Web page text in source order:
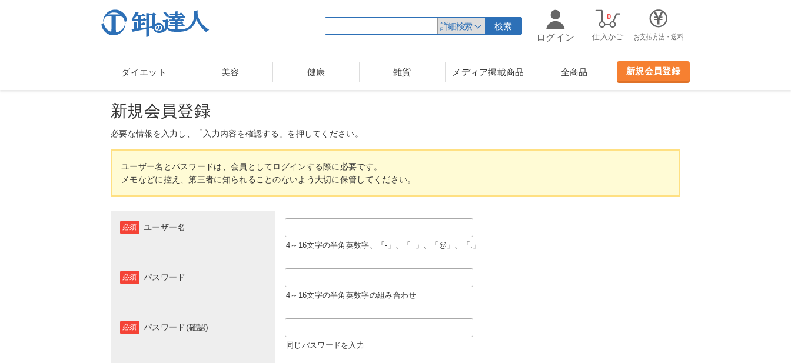
詳細検索
検索
ログイン
仕入かご
0
お支払方法・送料
ダイエット 美容 健康 雑貨 メディア掲載商品 全商品 新規会員登録
新規会員登録
必要な情報を入力し、「入力内容を確認する」を押してください。
ユーザー名とパスワードは、会員としてログインする際に必要です。
メモなどに控え、第三者に知られることのないよう大切に保管してください。
ユーザー名
必須
4～16文字の半角英数字、「-」、「_」、「@」、「.」
パスワード
必須
4～16文字の半角英数字の組み合わせ
パスワード(確認)
必須
同じパスワードを入力